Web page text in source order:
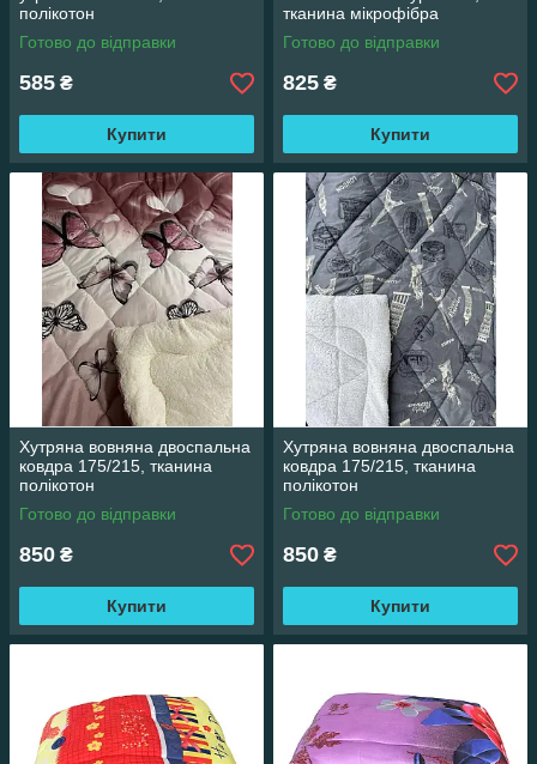
полікотон
Готово до відправки
585 ₴
Купити
тканина мікрофібра
Готово до відправки
825 ₴
Купити
Хутряна вовняна двоспальна
ковдра 175/215, тканина
полікотон
Готово до відправки
850 ₴
Купити
Хутряна вовняна двоспальна
ковдра 175/215, тканина
полікотон
Готово до відправки
850 ₴
Купити